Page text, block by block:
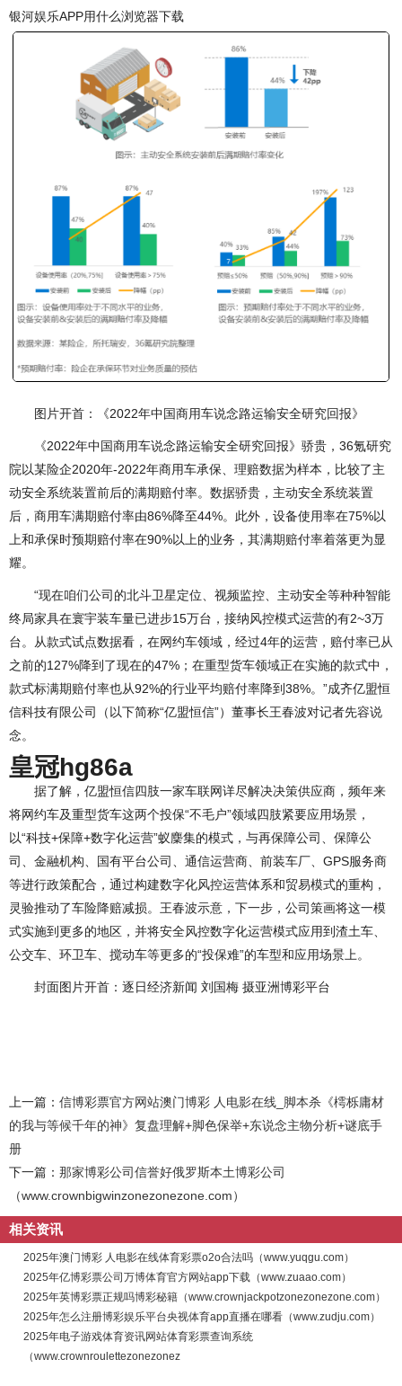
银河娱乐APP用什么浏览器下载
图片开首：《2022年中国商用车说念路运输安全研究回报》
《2022年中国商用车说念路运输安全研究回报》骄贵，36氪研究
院以某险企2020年-2022年商用车承保、理赔数据为样本，比较了主
动安全系统装置前后的满期赔付率。数据骄贵，主动安全系统装置
后，商用车满期赔付率由86%降至44%。此外，设备使用率在75%以
上和承保时预期赔付率在90%以上的业务，其满期赔付率着落更为显
耀。
“现在咱们公司的北斗卫星定位、视频监控、主动安全等种种智能
终局家具在寰宇装车量已进步15万台，接纳风控模式运营的有2~3万
台。从款式试点数据看，在网约车领域，经过4年的运营，赔付率已从
之前的127%降到了现在的47%；在重型货车领域正在实施的款式中，
款式标满期赔付率也从92%的行业平均赔付率降到38%。”成齐亿盟恒
信科技有限公司（以下简称“亿盟恒信”）董事长王春波对记者先容说
念。
皇冠hg86a
据了解，亿盟恒信四肢一家车联网详尽解决决策供应商，频年来
将网约车及重型货车这两个投保“不毛户”领域四肢紧要应用场景，
以“科技+保障+数字化运营”蚁麇集的模式，与再保障公司、保障公
司、金融机构、国有平台公司、通信运营商、前装车厂、GPS服务商
等进行政策配合，通过构建数字化风控运营体系和贸易模式的重构，
灵验推动了车险降赔减损。王春波示意，下一步，公司策画将这一模
式实施到更多的地区，并将安全风控数字化运营模式应用到渣土车、
公交车、环卫车、搅动车等更多的“投保难”的车型和应用场景上。
封面图片开首：逐日经济新闻 刘国梅 摄亚洲博彩平台
上一篇： 信博彩票官方网站澳门博彩 人电影在线_脚本杀《樗栎庸材
的我与等候千年的神》复盘理解+脚色保举+东说念主物分析+谜底手
册
下一篇： 那家博彩公司信誉好俄罗斯本土博彩公司
（www.crownbigwinzonezonezone.com）
相关资讯
2025年澳门博彩 人电影在线体育彩票o2o合法吗（www.yuqgu.com）
2025年亿博彩票公司万博体育官方网站app下载（www.zuaao.com）
2025年英博彩票正规吗博彩秘籍（www.crownjackpotzonezonezone.com）
2025年怎么注册博彩娱乐平台央视体育app直播在哪看（www.zudju.com）
2025年电子游戏体育资讯网站体育彩票查询系统
（www.crownroulettezonezonez